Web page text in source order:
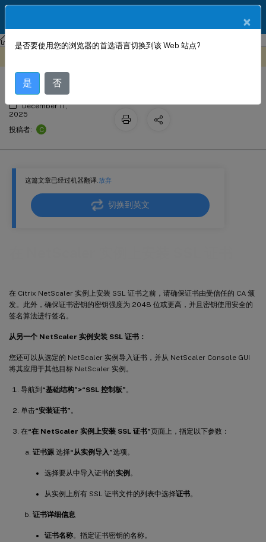
NetScalerConsole 本地部署 NetScaler 应用交付管理 14.1
这篇文章已经过机器翻译.放弃
切换到英文
在 Citrix NetScaler 实例上安装 SSL 证书之前，请确保证书由受信任的 CA 颁
发。此外，确保证书密钥的密钥强度为 2048 位或更高，并且密钥使用安全的
签名算法进行签名。
从另一个 NetScaler 实例安装 SSL 证书：
您还可以从选定的 NetScaler 实例导入证书，并从 NetScaler Console GUI
将其应用于其他目标 NetScaler 实例。
导航到“基础结构”>“SSL 控制板” 。
单击“安装证书” 。
在“在 NetScaler 实例上安装 SSL 证书”页面上，指定以下参数：
证书源 选择“从实例导入”选项。
选择要从中导入证书的实例 。
从实例上所有 SSL 证书文件的列表中选择证书。
证书详细信息
证书名称。指定证书密钥的名称。
在 NetScaler 实例上安装 SSL 证书
December 11,
2025
投稿者:
C
×
是否要使用您的浏览器的首选语言切换到该 Web 站点?
是 否